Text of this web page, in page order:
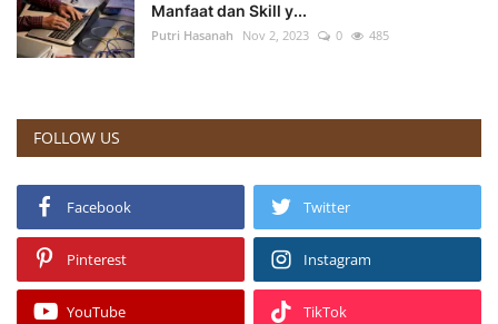
Manfaat dan Skill y...
Putri Hasanah Nov 2, 2023 0 485
FOLLOW US
Facebook Twitter
Pinterest Instagram
YouTube TikTok